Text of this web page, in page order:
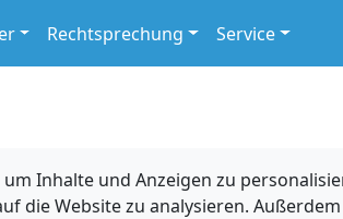
Rechtsprechung Service
Inhalte und Anzeigen zu
die Website zu analysieren.